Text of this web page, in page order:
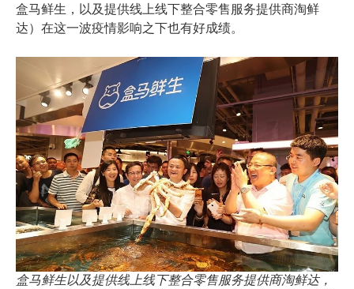
盒马鲜生，以及提供线上线下整合零售服务提供商淘鲜
达）在这一波疫情影响之下也有好成绩。
盒马鲜生以及提供线上线下整合零售服务提供商淘鲜达，